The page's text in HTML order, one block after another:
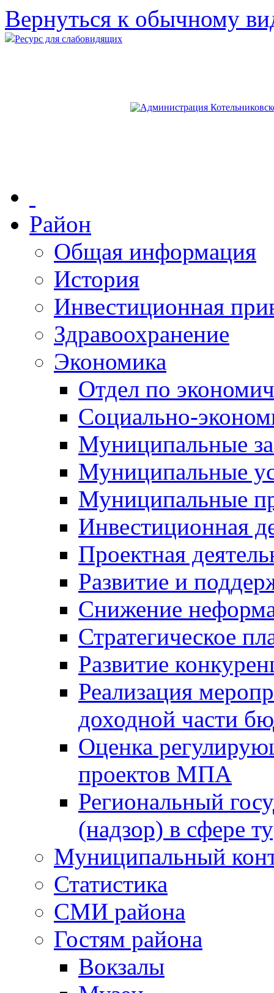
Вернуться к обычному
Ресурс для слабовидящих
Район
Общая информация
История
Инвестиционная
Здравоохранение
Экономика
Отдел по
Социально-
Муниципальные
Муниципальные
Муниципальные
Инвестиционная
Проектная
Развитие и
Снижение
Стратегическое
Развитие
Реализация
доходной части
Оценка
проектов МПА
Региональный
(надзор) в сфере
Муниципальный
Статистика
СМИ района
Гостям района
Вокзалы